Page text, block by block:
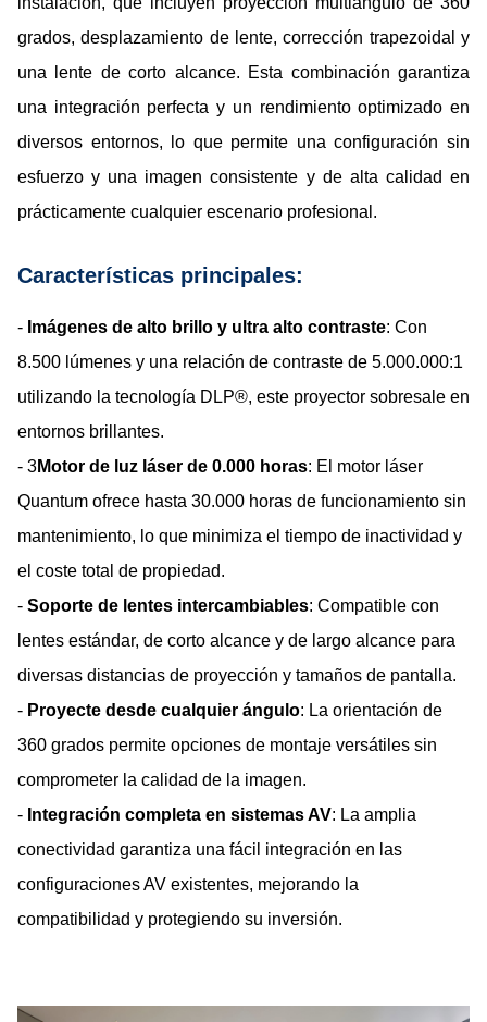
grados, desplazamiento de lente, corrección trapezoidal y
una lente de corto alcance. Esta combinación garantiza
una integración perfecta y un rendimiento optimizado en
diversos entornos, lo que permite una configuración sin
esfuerzo y una imagen consistente y de alta calidad en
prácticamente cualquier escenario profesional.
Características principales:
- Imágenes de alto brillo y ultra alto contraste: Con
8.500 lúmenes y una relación de contraste de 5.000.000:1
utilizando la tecnología DLP®, este proyector sobresale en
entornos brillantes.
- 3Motor de luz láser de 0.000 horas: El motor láser
Quantum ofrece hasta 30.000 horas de funcionamiento sin
mantenimiento, lo que minimiza el tiempo de inactividad y
el coste total de propiedad.
- Soporte de lentes intercambiables: Compatible con
lentes estándar, de corto alcance y de largo alcance para
diversas distancias de proyección y tamaños de pantalla.
- Proyecte desde cualquier ángulo: La orientación de
360 grados permite opciones de montaje versátiles sin
comprometer la calidad de la imagen.
- Integración completa en sistemas AV: La amplia
conectividad garantiza una fácil integración en las
configuraciones AV existentes, mejorando la
compatibilidad y protegiendo su inversión.